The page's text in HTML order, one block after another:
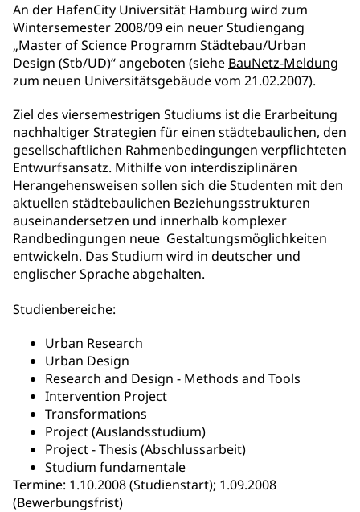
An der HafenCity Universität Hamburg wird zum
Wintersemester 2008/09 ein neuer Studiengang
„Master of Science Programm Städtebau/Urban
Design (Stb/UD)“ angeboten (siehe BauNetz-Meldung
zum neuen Universitätsgebäude vom 21.02.2007).
Ziel des viersemestrigen Studiums ist die Erarbeitung
nachhaltiger Strategien für einen städtebaulichen, den
gesellschaftlichen Rahmenbedingungen verpflichteten
Entwurfsansatz. Mithilfe von interdisziplinären
Herangehensweisen sollen sich die Studenten mit den
aktuellen städtebaulichen Beziehungsstrukturen
auseinandersetzen und innerhalb komplexer
Randbedingungen neue Gestaltungsmöglichkeiten
entwickeln. Das Studium wird in deutscher und
englischer Sprache abgehalten.
Studienbereiche:
Urban Research
Urban Design
Research and Design - Methods and Tools
Intervention Project
Transformations
Project (Auslandsstudium)
Project - Thesis (Abschlussarbeit)
Studium fundamentale
Termine: 1.10.2008 (Studienstart); 1.09.2008
(Bewerbungsfrist)